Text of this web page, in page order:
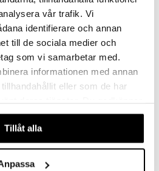
vår trafik. Vi
identifierare och annan
till de sociala medier och
som vi samarbetar med.
informationen med annan
eller som de har
användande av vår webbplats.
Tillåt alla
28,36 €